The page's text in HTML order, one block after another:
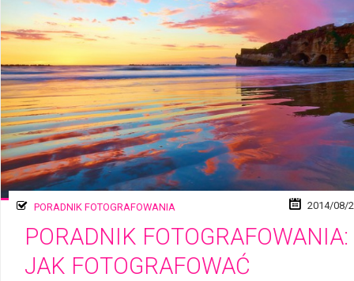
PORADNIK FOTOGRAFOWANIA 2014/08/
PORADNIK FOTOGRAFOWANIA:
JAK FOTOGRAFOWAĆ